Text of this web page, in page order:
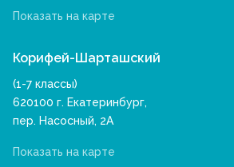
Показать на карте
Корифей-Шарташский
(1-7 классы)
620100 г. Екатеринбург,
пер. Насосный, 2А
Показать на карте